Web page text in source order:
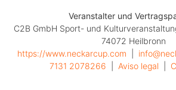
Veranstalter und
C2B GmbH Sport- und
74072 Heilbronn
https://www.neckarcup.com
7131 2078266
Aviso legal